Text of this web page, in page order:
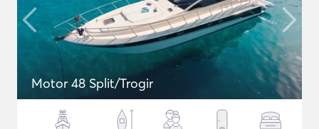
Motor 48 Split/Trogir